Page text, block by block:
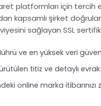
platformları için tercih
kapsamlı şirket
sağlayan SSL
ve en yüksek veri
titiz ve detaylı
online marka itibarınızı